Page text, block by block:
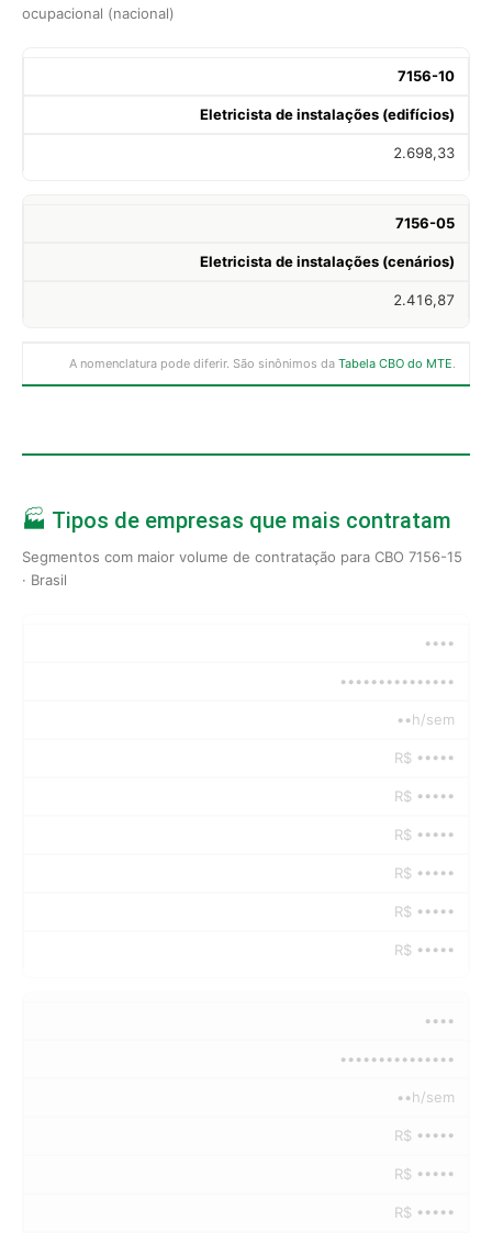
ocupacional (nacional)
7156-10
Eletricista de instalações (edifícios)
2.698,33
7156-05
Eletricista de instalações (cenários)
2.416,87
A nomenclatura pode diferir. São sinônimos da Tabela CBO do MTE.
🏭 Tipos de empresas que mais contratam
Segmentos com maior volume de contratação para CBO 7156-15
· Brasil
••••
•••••••••••••••
••h/sem
R$ •••••
R$ •••••
R$ •••••
R$ •••••
R$ •••••
R$ •••••
••••
•••••••••••••••
••h/sem
R$ •••••
R$ •••••
R$ •••••